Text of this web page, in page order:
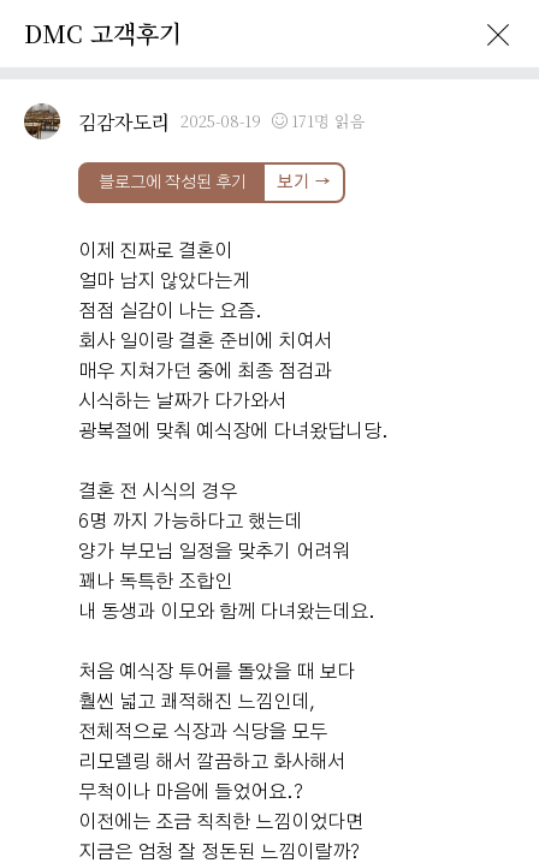
이벤트 · 프로모션 DMC 고객후기 SNS 소식
DMCReview
DMC타워웨딩 고객님들께서
서늘보 계약후기
2026-08-03 17명 읽음
DMC 고객후기
김감자도리 2025-08-19 171명 읽음
블로그에 작성된 후기 보기 →
이제 진짜로 결혼이
얼마 남지 않았다는게
점점 실감이 나는 요즘.
회사 일이랑 결혼 준비에 치여서
매우 지쳐가던 중에 최종 점검과
시식하는 날짜가 다가와서
광복절에 맞춰 예식장에 다녀왔답니당.
결혼 전 시식의 경우
6명 까지 가능하다고 했는데
양가 부모님 일정을 맞추기 어려워
꽤나 독특한 조합인
내 동생과 이모와 함께 다녀왔는데요.
처음 예식장 투어를 돌았을 때 보다
훨씬 넓고 쾌적해진 느낌인데,
전체적으로 식장과 식당을 모두
리모델링 해서 깔끔하고 화사해서
무척이나 마음에 들었어요.?
이전에는 조금 칙칙한 느낌이었다면
지금은 엄청 잘 정돈된 느낌이랄까?